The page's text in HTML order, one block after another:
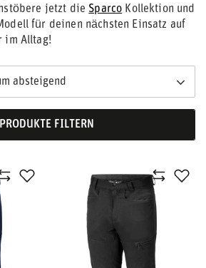
jetzt die Sparco Kollektion und
für deinen nächsten Einsatz auf
im Alltag!
absteigend
PRODUKTE FILTERN